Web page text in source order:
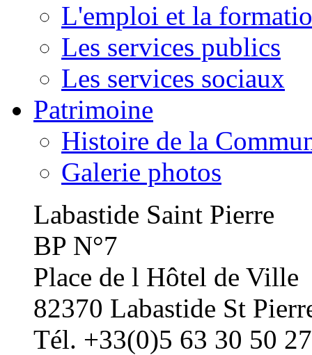
L'emploi et la
Les services publics
Les services sociaux
Patrimoine
Histoire de la
Galerie photos
Labastide Saint Pierre
BP N°7
Place de l Hôtel de Ville
82370 Labastide St
Tél. +33(0)5 63 30 50 27